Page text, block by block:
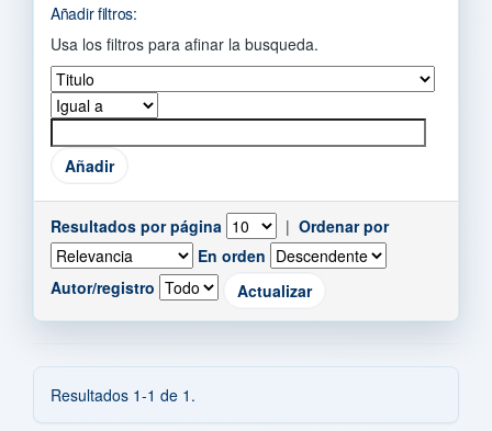
Añadir filtros:
Usa los filtros para afinar la busqueda.
Resultados por página | Ordenar por
En orden
Autor/registro
Resultados 1-1 de 1.